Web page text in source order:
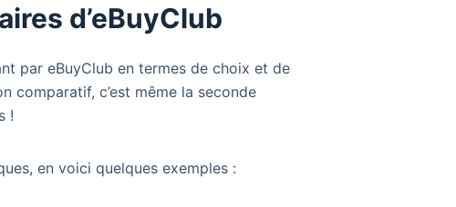
d’eBuyClub
par eBuyClub en termes de choix et de
comparatif, c’est même la seconde
!
en voici quelques exemples :